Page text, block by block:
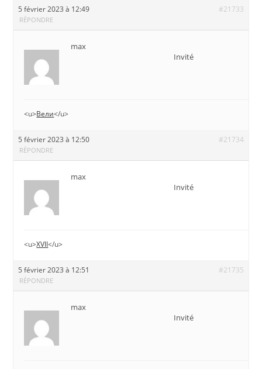
5 février 2023 à 12:49 #21733
RÉPONDRE
max
Invité
<u>Вели</u>
5 février 2023 à 12:50 #21734
RÉPONDRE
max
Invité
<u>XVII</u>
5 février 2023 à 12:51 #21735
RÉPONDRE
max
Invité